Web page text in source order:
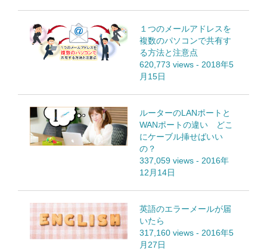
１つのメールアドレスを
複数のパソコンで共有す
る方法と注意点
620,773 views - 2018年5
月15日
ルーターのLANポートと
WANポートの違い どこ
にケーブル挿せばいい
の？
337,059 views - 2016年
12月14日
英語のエラーメールが届
いたら
317,160 views - 2016年5
月27日